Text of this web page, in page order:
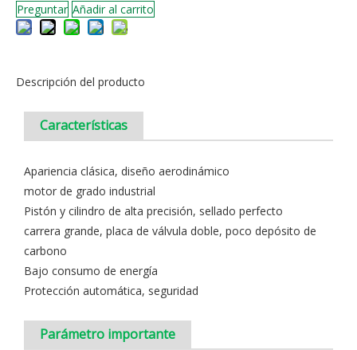
Preguntar Añadir al carrito
Descripción del producto
Características
Apariencia clásica, diseño aerodinámico
motor de grado industrial
Pistón y cilindro de alta precisión, sellado perfecto
carrera grande, placa de válvula doble, poco depósito de
carbono
Bajo consumo de energía
Protección automática, seguridad
Parámetro importante